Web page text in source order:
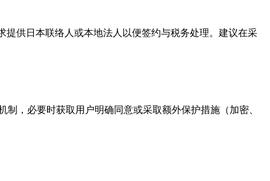
供日本联络人或本地法人以便签约与税务处理。建议在采
，必要时获取用户明确同意或采取额外保护措施（加密、